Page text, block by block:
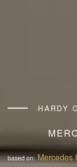
HARDY
based on: Mercedes